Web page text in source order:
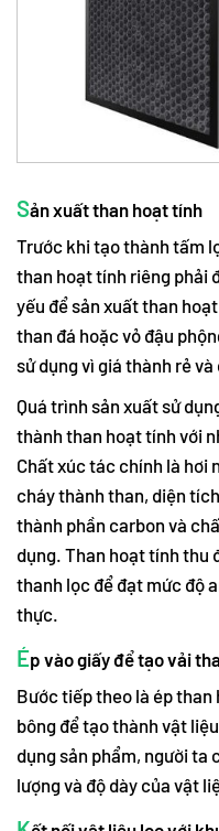
Sản xuất than hoạt tính
Trước khi tạo thành tấm
than hoạt tính riêng phải
yếu để sản xuất than
than đá hoặc vỏ đậu
sử dụng vì giá thành rẻ
Quá trình sản xuất sử
thành than hoạt tính với
Chất xúc tác chính là hơi
cháy thành than, diện
thành phần carbon và
dụng. Than hoạt tính thu
thanh lọc để đạt mức độ
thực.
Ép vào giấy để tạo vải
Bước tiếp theo là ép
bông để tạo thành vật
dụng sản phẩm, người ta
lượng và độ dày của vật